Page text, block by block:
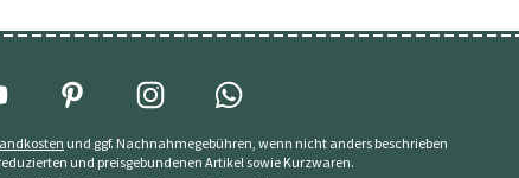
und ggf. Nachnahmegebühren, wenn nicht anders beschrieben
und preisgebundenen Artikel sowie Kurzwaren.